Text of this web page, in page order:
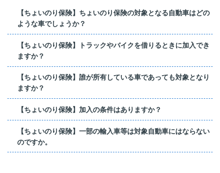
【ちょいのり保険】ちょいのり保険の対象となる自動車はどの
ような車でしょうか？
【ちょいのり保険】トラックやバイクを借りるときに加入でき
ますか？
【ちょいのり保険】誰が所有している車であっても対象となり
ますか？
【ちょいのり保険】加入の条件はありますか？
【ちょいのり保険】一部の輸入車等は対象自動車にはならない
のですか。